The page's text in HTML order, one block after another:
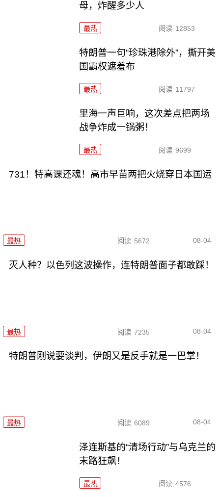
母，炸醒多少人
最热 阅读 12853
特朗普一句“珍珠港除外”，撕开美
国霸权遮羞布
最热 阅读 11797
里海一声巨响，这次差点把两场
战争炸成一锅粥！
最热 阅读 9699
731！特高课还魂！高市早苗两把火烧穿日本国运
最热 阅读 5672 08-04
灭人种？以色列这波操作，连特朗普面子都敢踩！
最热 阅读 7235 08-04
特朗普刚说要谈判，伊朗又是反手就是一巴掌！
最热 阅读 6089 08-04
泽连斯基的“清场行动”与乌克兰的
末路狂飙！
最热 阅读 4576